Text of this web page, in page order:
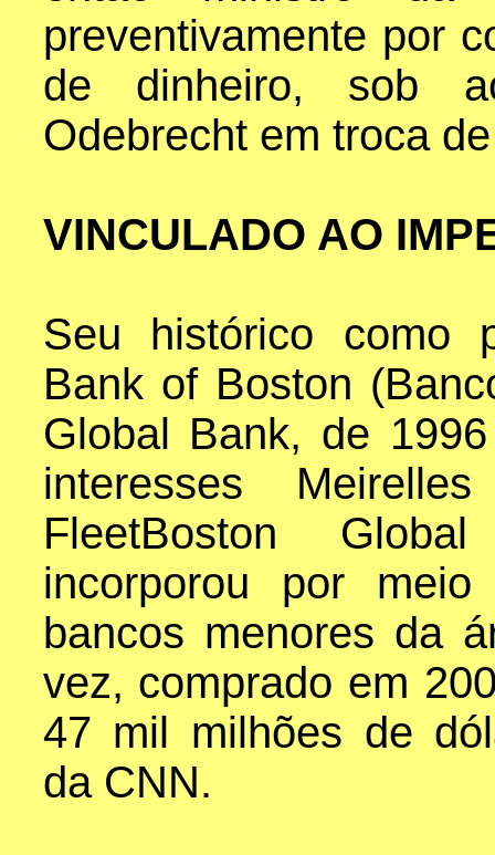
preventivamente por
de dinheiro, sob
Odebrecht em troca
VINCULADO AO
Seu histórico como
Bank of Boston
Global Bank, de
interesses
FleetBoston
incorporou por
bancos menores da
vez, comprado em
47 mil milhões de
da CNN.